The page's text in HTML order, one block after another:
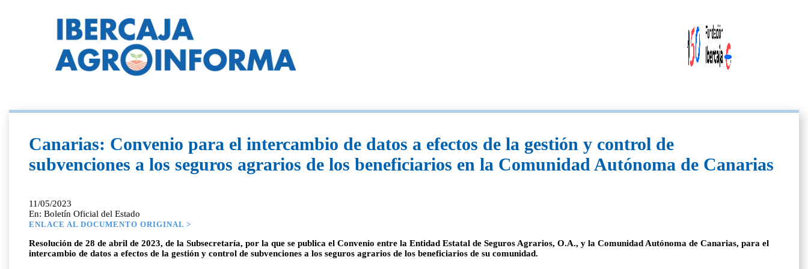
Canarias: Convenio para el intercambio de datos a efectos de la gestión y control de
subvenciones a los seguros agrarios de los beneficiarios en la Comunidad Autónoma de Canarias
11/05/2023
En: Boletín Oficial del Estado
ENLACE AL DOCUMENTO ORIGINAL >
Resolución de 28 de abril de 2023, de la Subsecretaría, por la que se publica el Convenio entre la Entidad Estatal de Seguros Agrarios, O.A., y la Comunidad Autónoma de Canarias, para el
intercambio de datos a efectos de la gestión y control de subvenciones a los seguros agrarios de los beneficiarios de su comunidad.